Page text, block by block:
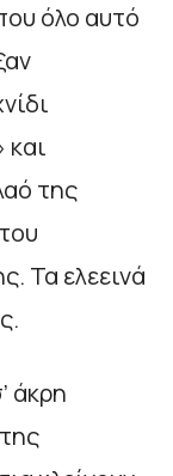
όλο αυτό
και
της
Τα ελεεινά
άκρη